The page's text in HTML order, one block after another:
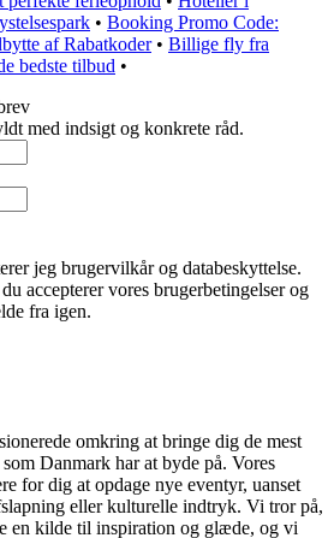
• Booking Promo Code:
af Rabatkoder• Billige fly fra
bedste tilbud •
med indsigt og konkrete råd.
jeg brugervilkår og databeskyttelse.
accepterer vores brugerbetingelser og
fra igen.
omkring at bringe dig de mest
Danmark har at byde på. Vores
for dig at opdage nye eventyr, uanset
eller kulturelle indtryk. Vi tror på,
en kilde til inspiration og glæde, og vi